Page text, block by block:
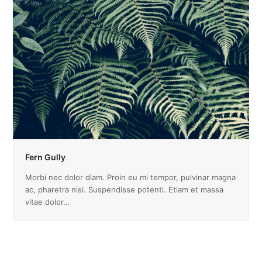
Fern Gully
Morbi nec dolor diam. Proin eu mi tempor, pulvinar magna
ac, pharetra nisi. Suspendisse potenti. Etiam et massa
vitae dolor…